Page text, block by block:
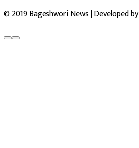
© 2019 Bageshwori News | Developed by